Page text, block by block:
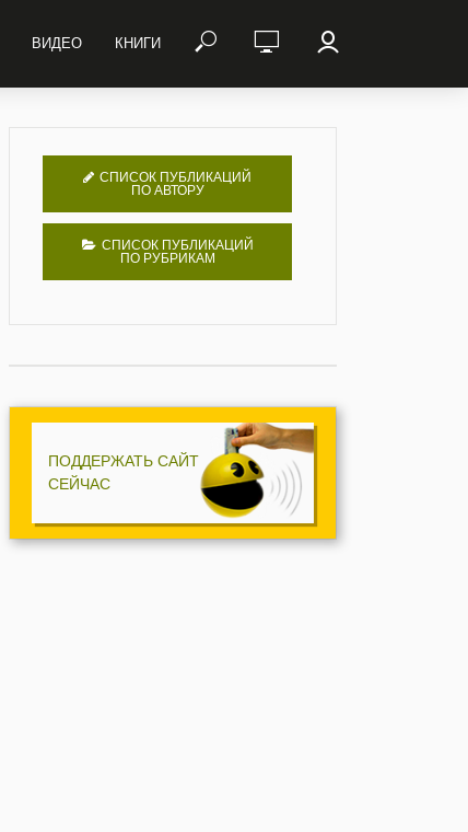
ВИДЕО КНИГИ
СПИСОК ПУБЛИКАЦИЙ
ПО АВТОРУ
СПИСОК ПУБЛИКАЦИЙ
ПО РУБРИКАМ
ПОДДЕРЖАТЬ САЙТ
СЕЙЧАС